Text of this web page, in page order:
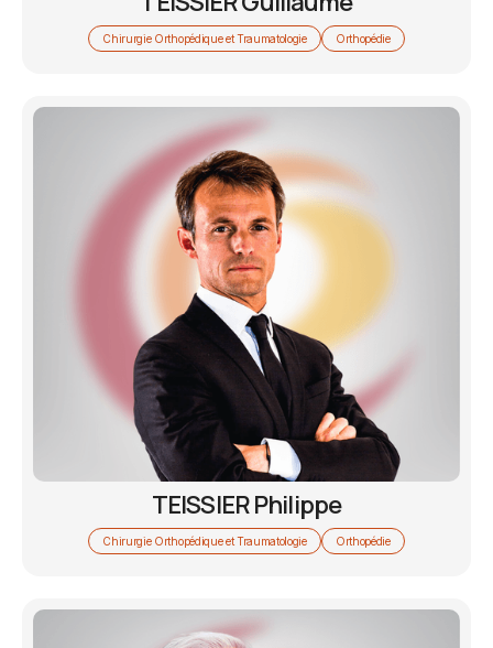
Chirurgie Orthopédique et Traumatologie Orthopédie
TEISSIER Philippe
Chirurgie Orthopédique et Traumatologie Orthopédie